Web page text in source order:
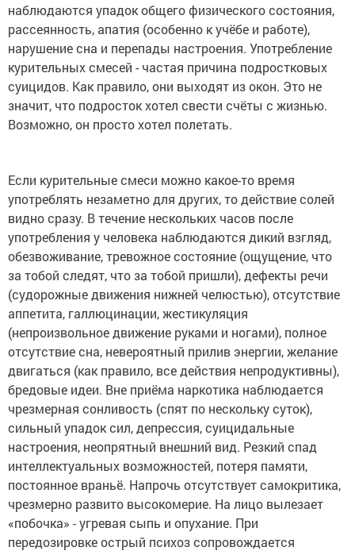
наблюдаются упадок общего физического состояния,
рассеянность, апатия (особенно к учёбе и работе),
нарушение сна и перепады настроения. Употребление
курительных смесей - частая причина подростковых
суицидов. Как правило, они выходят из окон. Это не
значит, что подросток хотел свести счёты с жизнью.
Возможно, он просто хотел полетать.
Если курительные смеси можно какое-то время
употреблять незаметно для других, то действие солей
видно сразу. В течение нескольких часов после
употребления у человека наблюдаются дикий взгляд,
обезвоживание, тревожное состояние (ощущение, что
за тобой следят, что за тобой пришли), дефекты речи
(судорожные движения нижней челюстью), отсутствие
аппетита, галлюцинации, жестикуляция
(непроизвольное движение руками и ногами), полное
отсутствие сна, невероятный прилив энергии, желание
двигаться (как правило, все действия непродуктивны),
бредовые идеи. Вне приёма наркотика наблюдается
чрезмерная сонливость (спят по нескольку суток),
сильный упадок сил, депрессия, суицидальные
настроения, неопрятный внешний вид. Резкий спад
интеллектуальных возможностей, потеря памяти,
постоянное враньё. Напрочь отсутствует самокритика,
чрезмерно развито высокомерие. На лицо вылезает
«побочка» - угревая сыпь и опухание. При
передозировке острый психоз сопровождается